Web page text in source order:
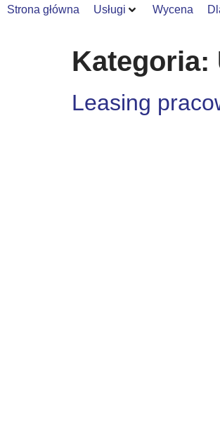
Strona główna Usługi Wycena
Kategoria:
Leasing